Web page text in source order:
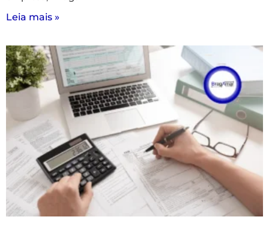
Leia mais »